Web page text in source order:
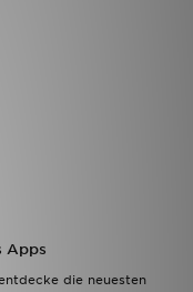
Apps
die neuesten